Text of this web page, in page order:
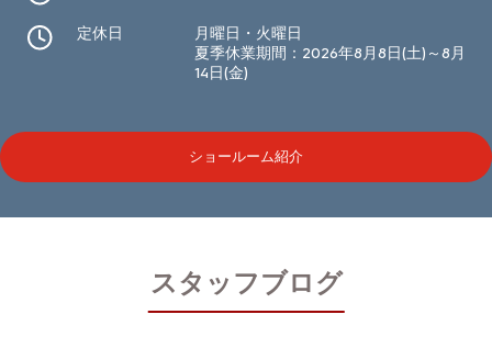
定休日
月曜日・火曜日
夏季休業期間：2026年8月8日(土)～8月
14日(金)
ショールーム紹介
スタッフブログ